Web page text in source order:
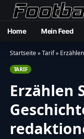
Home Mein Feed
Startseite»Tarif»
TARIF
Erzählen